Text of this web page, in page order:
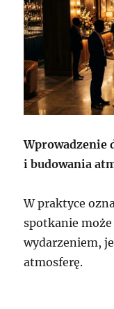
Wprowadzenie
i budowania
W praktyce
spotkanie
wydarzeniem,
atmosferę.